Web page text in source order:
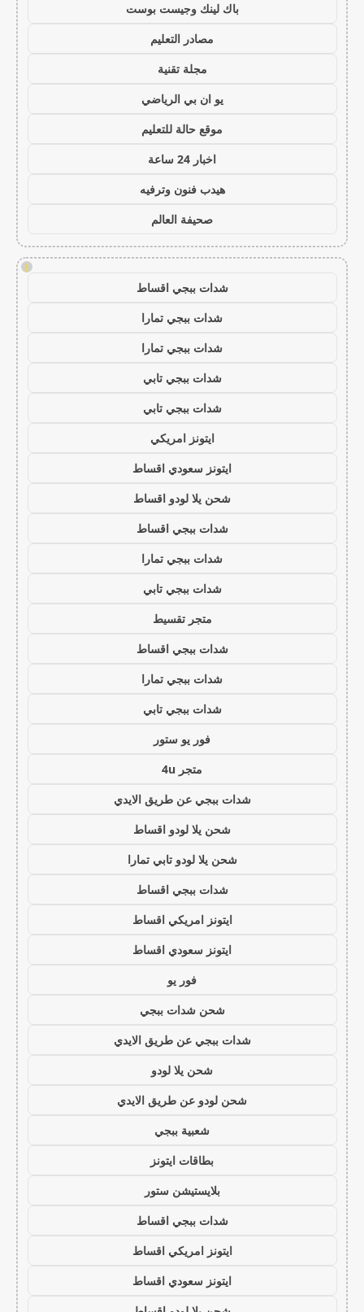
باك لينك وجيست بوست
مصادر التعليم
مجلة تقنية
يو ان بي الرياضي
موقع حالة للتعليم
اخبار 24 ساعة
هيدب فنون وترفيه
صحيفة العالم
!
شدات ببجي اقساط
شدات ببجي تمارا
شدات ببجي تمارا
شدات ببجي تابي
شدات ببجي تابي
ايتونز امريكي
ايتونز سعودي اقساط
شحن يلا لودو اقساط
شدات ببجي اقساط
شدات ببجي تمارا
شدات ببجي تابي
متجر تقسيط
شدات ببجي اقساط
شدات ببجي تمارا
شدات ببجي تابي
فور يو ستور
متجر 4u
شدات ببجي عن طريق الايدي
شحن يلا لودو اقساط
شحن يلا لودو تابي تمارا
شدات ببجي اقساط
ايتونز امريكي اقساط
ايتونز سعودي اقساط
فور يو
شحن شدات ببجي
شدات ببجي عن طريق الايدي
شحن يلا لودو
شحن لودو عن طريق الايدي
شعبية ببجي
بطاقات ايتونز
بلايستيشن ستور
شدات ببجي اقساط
ايتونز امريكي اقساط
ايتونز سعودي اقساط